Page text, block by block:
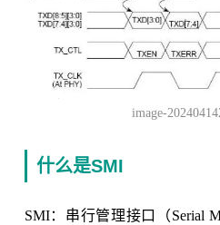
image-
什么是SMI
SMI：串行管理接口（Serial